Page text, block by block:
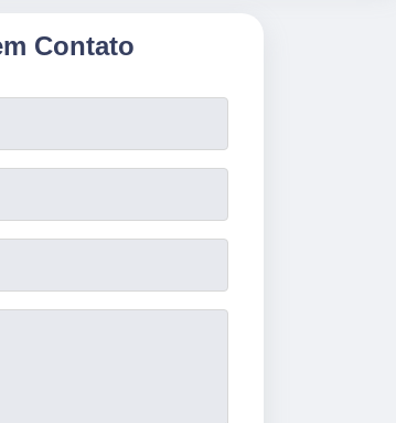
Contato